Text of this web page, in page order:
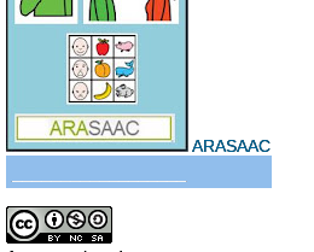
ARASAAC